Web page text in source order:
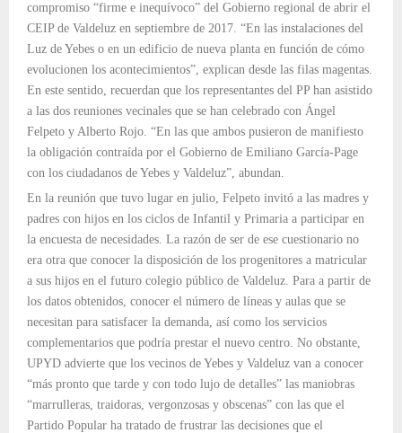
compromiso “firme e inequívoco” del Gobierno regional de abrir el
CEIP de Valdeluz en septiembre de 2017. “En las instalaciones del
Luz de Yebes o en un edificio de nueva planta en función de cómo
evolucionen los acontecimientos”, explican desde las filas magentas.
En este sentido, recuerdan que los representantes del PP han asistido
a las dos reuniones vecinales que se han celebrado con Ángel
Felpeto y Alberto Rojo. “En las que ambos pusieron de manifiesto
la obligación contraída por el Gobierno de Emiliano García-Page
con los ciudadanos de Yebes y Valdeluz”, abundan.
En la reunión que tuvo lugar en julio, Felpeto invitó a las madres y
padres con hijos en los ciclos de Infantil y Primaria a participar en
la encuesta de necesidades. La razón de ser de ese cuestionario no
era otra que conocer la disposición de los progenitores a matricular
a sus hijos en el futuro colegio público de Valdeluz. Para a partir de
los datos obtenidos, conocer el número de líneas y aulas que se
necesitan para satisfacer la demanda, así como los servicios
complementarios que podría prestar el nuevo centro. No obstante,
UPYD advierte que los vecinos de Yebes y Valdeluz van a conocer
“más pronto que tarde y con todo lujo de detalles” las maniobras
“marrulleras, traidoras, vergonzosas y obscenas” con las que el
Partido Popular ha tratado de frustrar las decisiones que el